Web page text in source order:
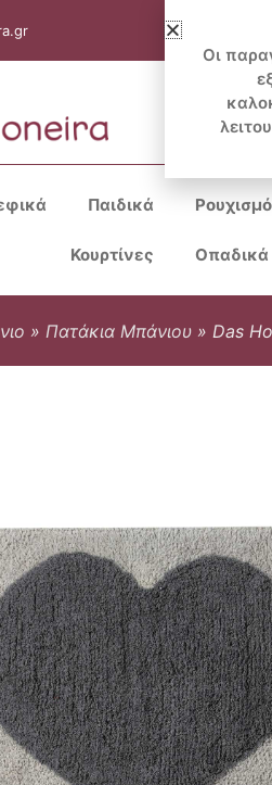
...
Παιδικά
Κουρτίνες Οπαδικά
» Πατάκια Μπάνιου » Das
Οι